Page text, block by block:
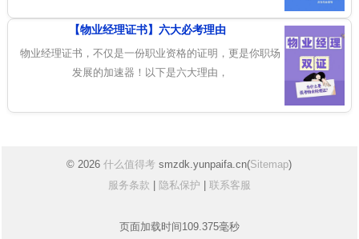
【物业经理证书】六大必考理由
物业经理证书，不仅是一份职业资格的证明，更是你职场
发展的加速器！以下是六大理由，
© 2026什么值得考 smzdk.yunpaifa.cn(Sitemap)
服务条款
隐私保护 联系客服
页面加载时间109.375毫秒